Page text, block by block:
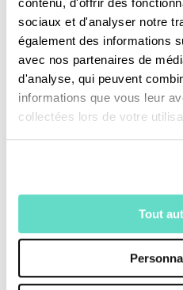
contenu, d'offrir des
sociaux et d'analyser notre
également des informations
avec nos partenaires de
d'analyse, qui peuvent
informations que vous leur
collectées lors de votre
Tout
plus que l’histoire d’un
devenu extraordinaire,
concrètement les
massacre sans
Une production : CFRT/